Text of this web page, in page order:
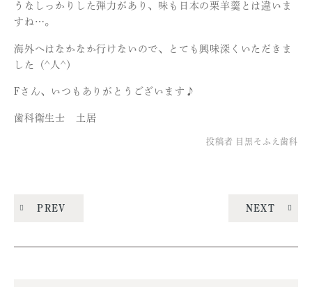
うなしっかりした弾力があり、味も日本の栗羊羹とは違いま
すね…。
海外へはなかなか行けないので、とても興味深くいただきま
した（^人^）
Fさん、いつもありがとうございます♪
歯科衛生士 土居
投稿者 目黒そふえ歯科
PREV NEXT